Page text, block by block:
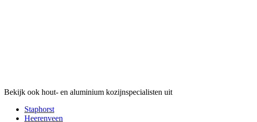
Bekijk ook hout- en aluminium kozijnspecialisten uit
Staphorst
Heerenveen